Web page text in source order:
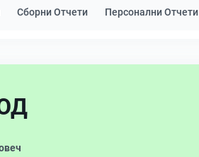
Сборни Отчети Персонални Отчети